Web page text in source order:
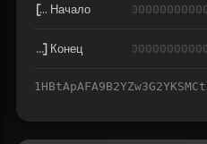
Начало
Конец